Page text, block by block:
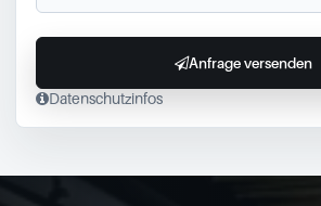
Datenschutzinfos
Anfrage versenden